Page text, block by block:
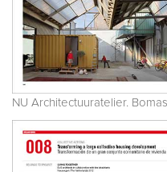
NU Architectuuratelier.